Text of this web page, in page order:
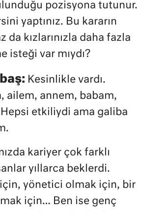
pozisyona tutunur.
yaptınız. Bu kararın
da kızlarınızla daha fazla
isteği var mıydı?
Kesinlikle vardı.
ailem, annem, babam,
etkiliydi ama galiba
kariyer çok farklı
yıllarca beklerdi.
yönetici olmak için, bir
için… Ben ise genç